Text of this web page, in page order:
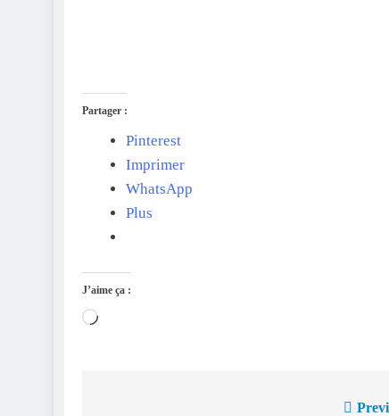
Partager :
Pinterest
Imprimer
WhatsApp
Plus
J’aime ça :
Chargement…